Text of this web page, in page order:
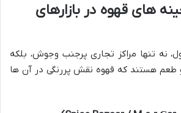
های قهوه در بازارهای
نه تنها مراکز تجاری پرجنب وجوش، بلکه
طعم هستند که قهوه نقش پررنگی در آن ها